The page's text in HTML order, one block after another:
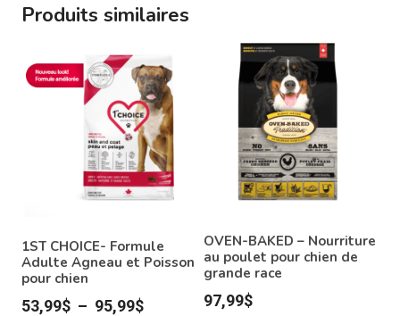
Produits similaires
1ST CHOICE- Formule
Adulte Agneau et Poisson
pour chien
53,99$ – 95,99$Plage
OVEN-BAKED – Nourriture
au poulet pour chien de
grande race
97,99$